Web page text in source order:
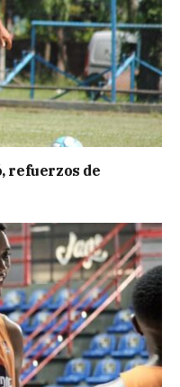
refuerzos de